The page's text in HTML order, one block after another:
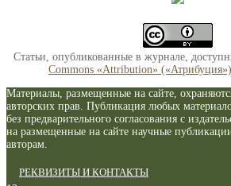
Статьи, опубликованные в журнале,
Commons «Attribution»
Материалы, размещенные на сайте,
авторских прав. Публикация любых
без предварительного согласования с
на размещенные на сайте научные
авторам.
РЕКВИЗИТЫ И КОНТАКТЫ